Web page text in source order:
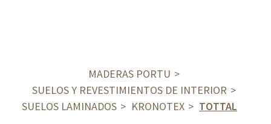
MADERAS PORTU
SUELOS Y REVESTIMIENTOS DE INTERIOR
SUELOS LAMINADOS
KRONOTEX TOTTAL